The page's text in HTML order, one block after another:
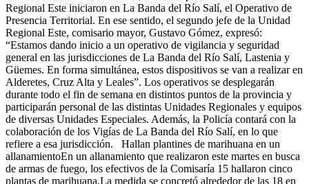
Regional Este iniciaron en La Banda del Río Salí, el Operativo de
Presencia Territorial. En ese sentido, el segundo jefe de la Unidad
Regional Este, comisario mayor, Gustavo Gómez, expresó:
“Estamos dando inicio a un operativo de vigilancia y seguridad
general en las jurisdicciones de La Banda del Río Salí, Lastenia y
Güemes. En forma simultánea, estos dispositivos se van a realizar en
Alderetes, Cruz Alta y Leales”. Los operativos se desplegarán
durante todo el fin de semana en distintos puntos de la provincia y
participarán personal de las distintas Unidades Regionales y equipos
de diversas Unidades Especiales. Además, la Policía contará con la
colaboración de los Vigías de La Banda del Río Salí, en lo que
refiere a esa jurisdicción. Hallan plantines de marihuana en un
allanamientoEn un allanamiento que realizaron este martes en busca
de armas de fuego, los efectivos de la Comisaría 15 hallaron cinco
plantas de marihuana.La medida se concretó alrededor de las 18 en